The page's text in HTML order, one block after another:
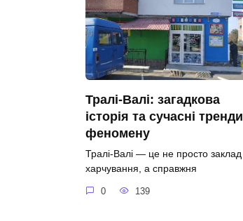
Тралі-Валі: загадкова
історія та сучасні тренди
феномену
Тралі-Валі — це не просто заклад
харчування, а справжня
0 139